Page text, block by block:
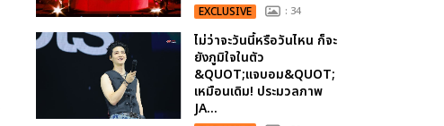
EXCLUSIVE : 34
ไม่ว่าจะวันนี้หรือวันไหน ก็จะ
ยังภูมิใจในตัว
&QUOT;แจบอม&QUOT;
เหมือนเดิม! ประมวลภาพ
JA...